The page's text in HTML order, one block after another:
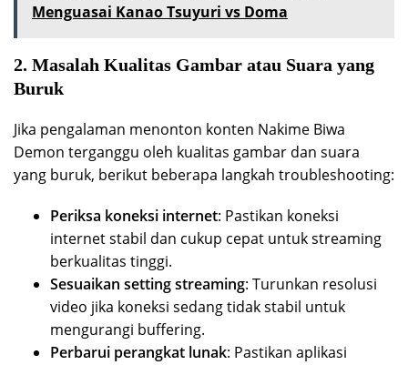
Menguasai Kanao Tsuyuri vs Doma
2. Masalah Kualitas Gambar atau Suara yang
Buruk
Jika pengalaman menonton konten Nakime Biwa
Demon terganggu oleh kualitas gambar dan suara
yang buruk, berikut beberapa langkah troubleshooting:
Periksa koneksi internet: Pastikan koneksi
internet stabil dan cukup cepat untuk streaming
berkualitas tinggi.
Sesuaikan setting streaming: Turunkan resolusi
video jika koneksi sedang tidak stabil untuk
mengurangi buffering.
Perbarui perangkat lunak: Pastikan aplikasi